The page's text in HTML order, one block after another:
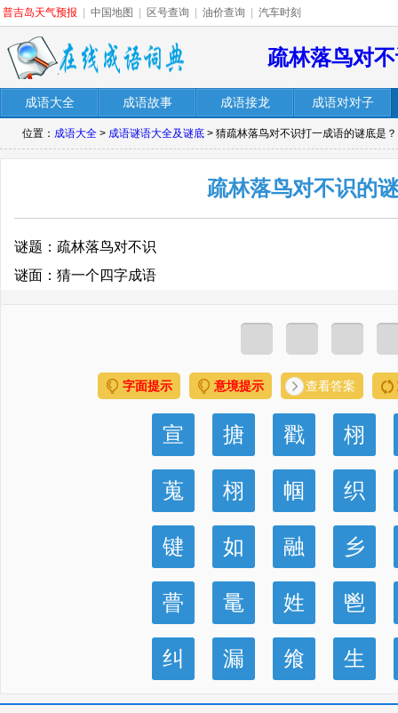
普吉岛天气预报 中国地图 区号查询 油价查询 汽车时刻
疏林落鸟对
成语大全 成语故事 成语接龙 成语对对子
位置： 成语大全 > 成语谜语大全及谜底 > 猜疏林落鸟对不识打一成语的谜底是？
疏林落鸟对不识的
谜题：疏林落鸟对不识
谜面：猜一个四字成语
字面提示 意境提示 查看答案
宣 搪 戳 栩
蒐 栩 帼 织
键 如 融 乡
瞢 鼌 姓 鬯
纠 漏 飨 生